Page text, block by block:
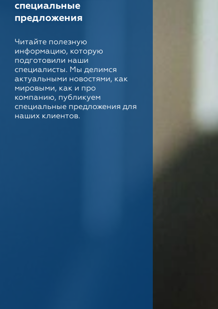
специальные
предложения
Читайте полезную
информацию, которую
подготовили наши
специалисты. Мы делимся
актуальными новостями, как
мировыми, как и про
компанию, публикуем
специальные предложения для
наших клиентов.